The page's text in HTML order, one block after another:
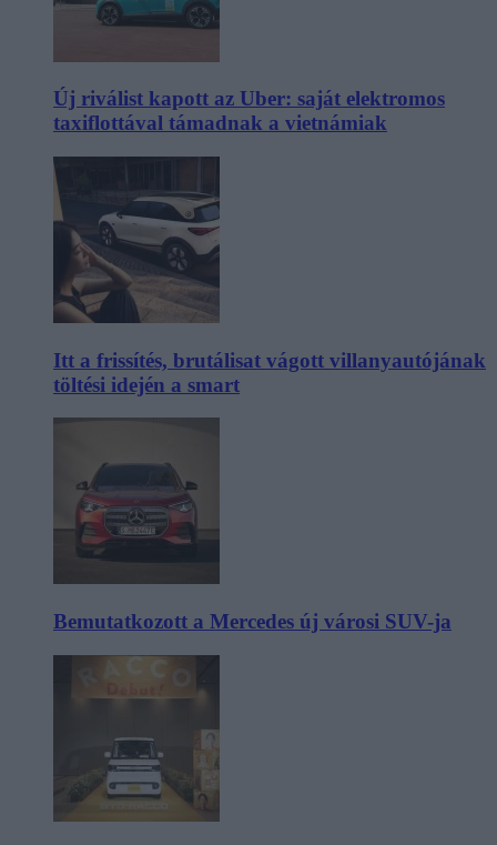
Új riválist kapott az Uber: saját elektromos
taxiflottával támadnak a vietnámiak
Itt a frissítés, brutálisat vágott villanyautójának
töltési idején a smart
Bemutatkozott a Mercedes új városi SUV-ja